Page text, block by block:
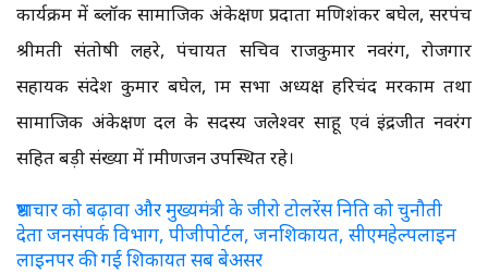
कार्यक्रम में ब्लॉक सामाजिक अंकेक्षण प्रदाता मणिशंकर बघेल, सरपंच
श्रीमती संतोषी लहरे, पंचायत सचिव राजकुमार नवरंग, रोजगार
सहायक संदेश कुमार बघेल, ग्राम सभा अध्यक्ष हरिचंद मरकाम तथा
सामाजिक अंकेक्षण दल के सदस्य जलेश्वर साहू एवं इंद्रजीत नवरंग
सहित बड़ी संख्या में ग्रामीणजन उपस्थित रहे।
भ्रष्टाचार को बढ़ावा और मुख्यमंत्री के जीरो टोलरेंस निति को चुनौती
देता जनसंपर्क विभाग, पीजीपोर्टल, जनशिकायत, सीएमहेल्पलाइन
लाइनपर की गई शिकायत सब बेअसर